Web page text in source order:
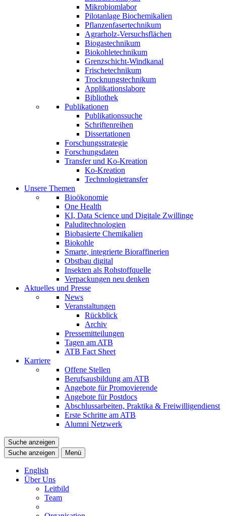
Mikrobiomlabor
Pilotanlage Biochemikalien
Pflanzenfasertechnikum
Agrarholz-Versuchsflächen
Biogastechnikum
Biokohletechnikum
Grenzschicht-Windkanal
Frischetechnikum
Trocknungstechnikum
Applikationslabore
Bibliothek
Publikationen
Publikationssuche
Schriftenreihen
Dissertationen
Forschungsstrategie
Forschungsdaten
Transfer und Ko-Kreation
Ko-Kreation
Technologietransfer
Unsere Themen
Bioökonomie
One Health
KI, Data Science und Digitale Zwillinge
Paluditechnologien
Biobasierte Chemikalien
Biokohle
Smarte, integrierte Bioraffinerien
Obstbau digital
Insekten als Rohstoffquelle
Verpackungen neu denken
Aktuelles und Presse
News
Veranstaltungen
Rückblick
Archiv
Pressemitteilungen
Tagen am ATB
ATB Fact Sheet
Karriere
Offene Stellen
Berufsausbildung am ATB
Angebote für Promovierende
Angebote für Postdocs
Abschlussarbeiten, Praktika & Freiwilligendienst
Erste Schritte am ATB
Alumni Netzwerk
Suche anzeigen
Suche anzeigen
Menü
English
Über Uns
Leitbild
Team